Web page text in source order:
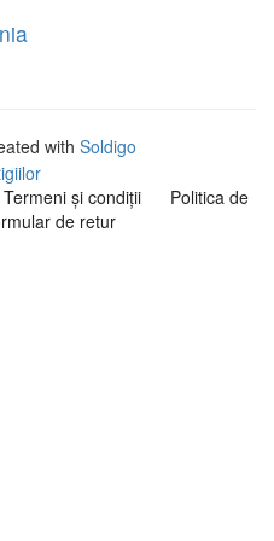
with Soldigo
Termeni şi condiţii
Politica de
de retur